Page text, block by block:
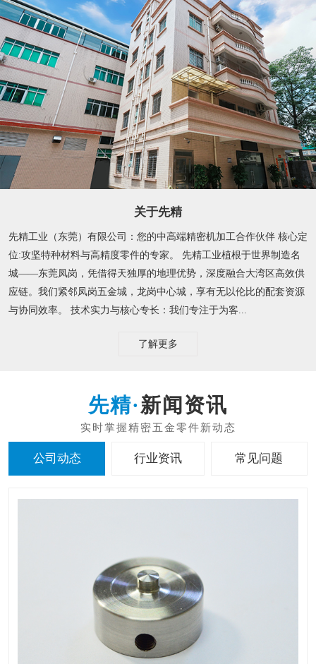
关于先精
先精工业（东莞）有限公司：您的中高端精密机加工合作伙伴 核心定
位:攻坚特种材料与高精度零件的专家。 先精工业植根于世界制造名
城——东莞凤岗，凭借得天独厚的地理优势，深度融合大湾区高效供
应链。我们紧邻凤岗五金城，龙岗中心城，享有无以伦比的配套资源
与协同效率。 技术实力与核心专长：我们专注于为客...
了解更多
新闻资讯
公司动态 行业资讯 常见问题